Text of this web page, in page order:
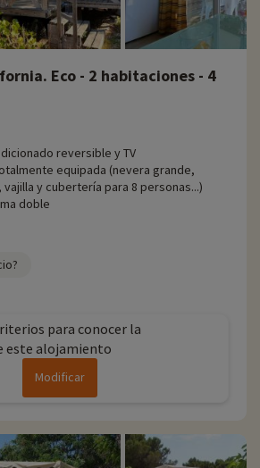
Eco - 2 habitaciones - 4
reversible y TV
equipada (nevera grande,
y cubertería para 8 personas...)
doble
para conocer la
este alojamiento
Modificar